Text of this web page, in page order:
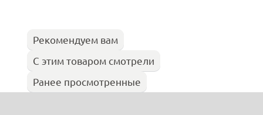
Рекомендуем вам
С этим товаром смотрели
Ранее просмотренные